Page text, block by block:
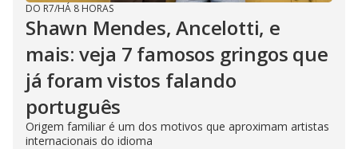
DO R7/HÁ 8 HORAS
Shawn Mendes, Ancelotti, e
mais: veja 7 famosos gringos que
já foram vistos falando
português
Origem familiar é um dos motivos que aproximam artistas
internacionais do idioma